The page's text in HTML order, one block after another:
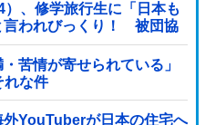
、修学旅行生に「日本も
言われびっくり！ 被団協
たないで日本...
苦情が寄せられている」
れな件
外YouTuberが日本の住宅へ